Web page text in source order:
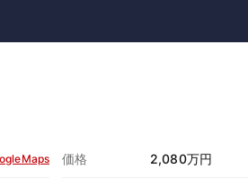
価格 2,080万円